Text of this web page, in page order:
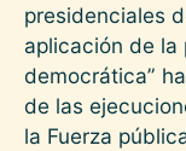
presidenciales
aplicación de la
democrática”
de las
la Fuerza